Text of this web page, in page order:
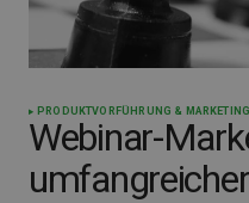
PRODUKTVORFÜHRUNG & MARKETING
Webinar-